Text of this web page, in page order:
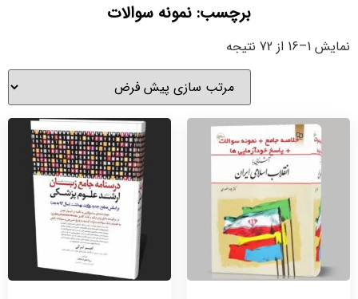
برچسب: نمونه سوالات
نمایش 1–16 از 72 نتیجه